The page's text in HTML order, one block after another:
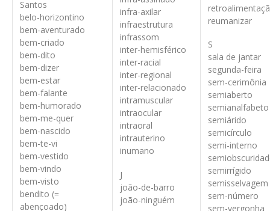
Santos
belo-horizontino
bem-aventurado
bem-criado
bem-dito
bem-dizer
bem-estar
bem-falante
bem-humorado
bem-me-quer
bem-nascido
bem-te-vi
bem-vestido
bem-vindo
bem-visto
bendito (=
abençoado)
infra-axilar
infraestrutura
infrassom
inter-hemisférico
inter-racial
inter-regional
inter-relacionado
intramuscular
intraocular
intraoral
intrauterino
inumano
J
joão-de-barro
joão-ninguém
reumanizar
S
sala de jantar
segunda-feira
sem-cerimônia
semiaberto
semianalfabeto
semiárido
semicírculo
semi-interno
semirrígido
semisselvagem
sem-número
sem-vergonha